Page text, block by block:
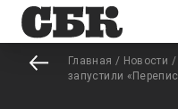
Главная / Новости /
запустили